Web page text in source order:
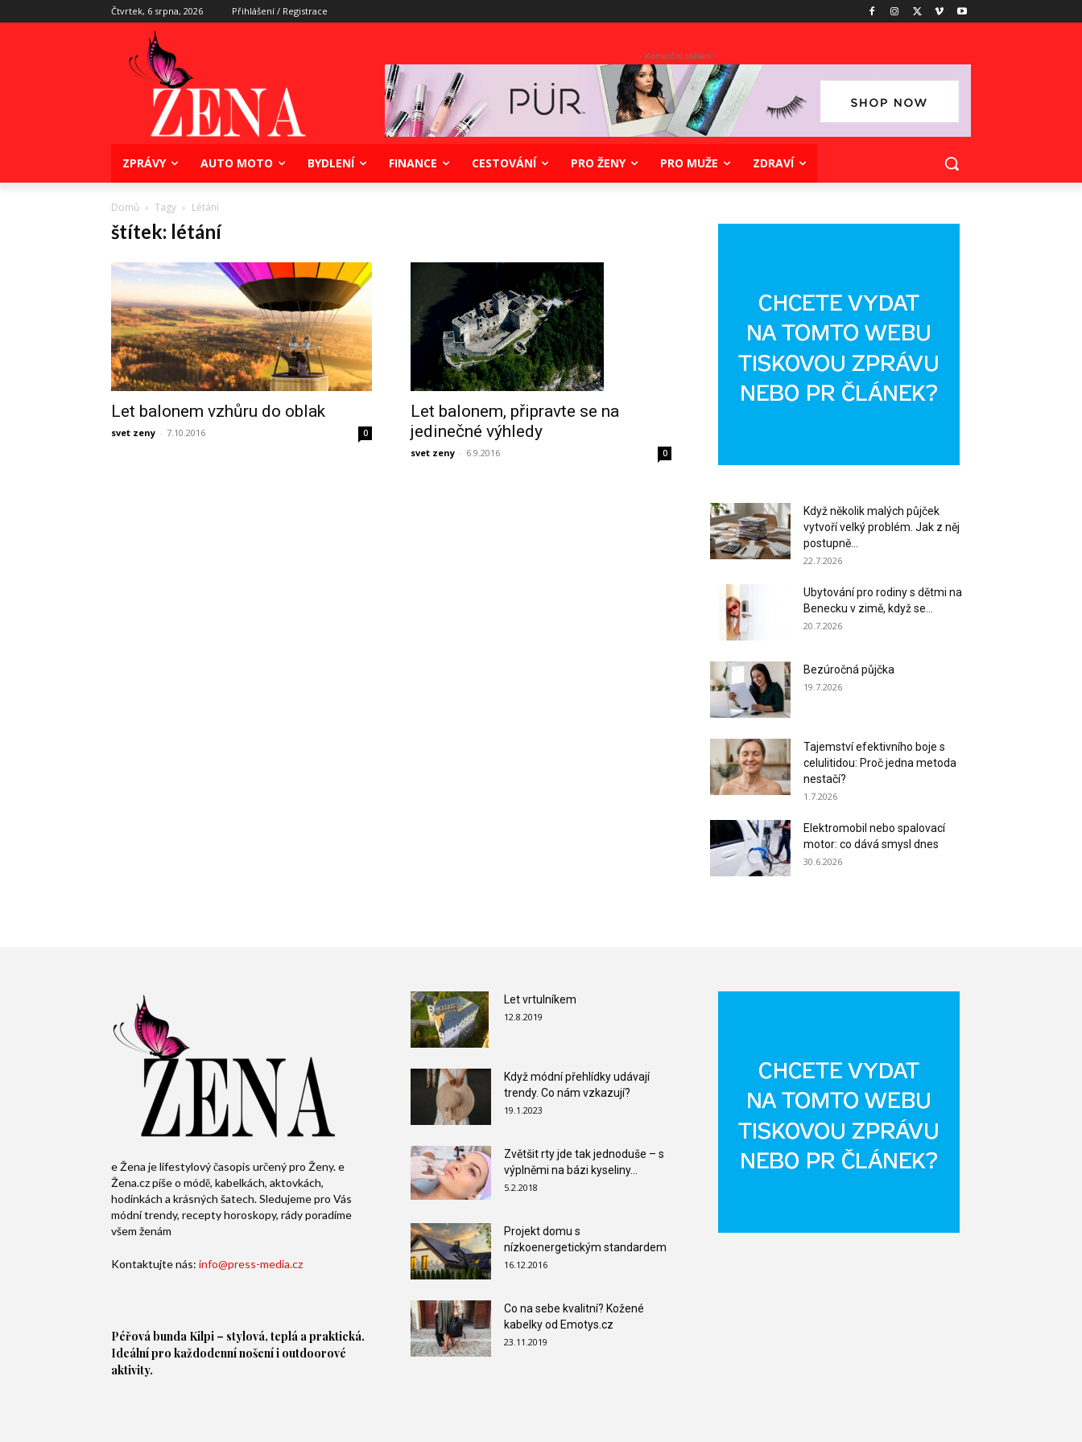
Čtvrtek, 6 srpna, 2026 Přihlášení / Registrace
- Komerční sdělení -
ZPRÁVY AUTO MOTO BYDLENÍ FINANCE CESTOVÁNÍ PRO ŽENY PRO MUŽE ZDRAVÍ
Domů Tagy Létání
štítek: létání
Let balonem vzhůru do oblak
svet zeny - 7.10.2016 0
Let balonem, připravte se na
jedinečné výhledy
svet zeny - 6.9.2016 0
Když několik malých půjček
vytvoří velký problém. Jak z něj
postupně...
22.7.2026
Ubytování pro rodiny s dětmi na
Benecku v zimě, když se...
20.7.2026
Bezúročná půjčka
19.7.2026
Tajemství efektivního boje s
celulitidou: Proč jedna metoda
nestačí?
1.7.2026
Elektromobil nebo spalovací
motor: co dává smysl dnes
30.6.2026
e Žena je lifestylový časopis určený pro Ženy. e
Žena.cz píše o módě, kabelkách, aktovkách,
hodinkách a krásných šatech. Sledujeme pro Vás
módní trendy, recepty horoskopy, rády poradíme
všem ženám
Kontaktujte nás: info@press-media.cz
Péřová bunda Kilpi – stylová, teplá a praktická.
Ideální pro každodenní nošení i outdoorové
aktivity.
Let vrtulníkem
12.8.2019
Když módní přehlídky udávají
trendy. Co nám vzkazují?
19.1.2023
Zvětšit rty jde tak jednoduše – s
výplněmi na bázi kyseliny...
5.2.2018
Projekt domu s
nízkoenergetickým standardem
16.12.2016
Co na sebe kvalitní? Kožené
kabelky od Emotys.cz
23.11.2019